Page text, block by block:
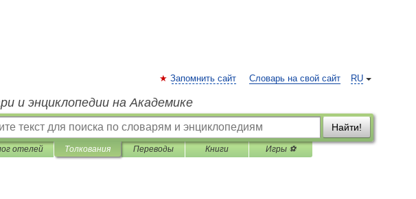
RU
Запомнить сайт Словарь на свой сайт
и энциклопедии на Академике
Найти!
отелей Толкования Переводы Книги Игры ⚽